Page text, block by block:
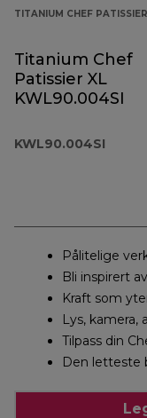
TITANIUM CHEF
Titanium Chef
Patissier XL
KWL90.004SI
KWL90.004SI
Pålitelige
Bli inspirert
Kraft som
Lys, kamera,
Tilpass din
Den letteste